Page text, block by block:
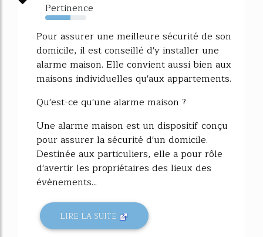
Pertinence
62%
Pour assurer une meilleure sécurité de son
domicile, il est conseillé d'y installer une
alarme maison. Elle convient aussi bien aux
maisons individuelles qu'aux appartements.
Qu'est-ce qu'une alarme maison ?
Une alarme maison est un dispositif conçu
pour assurer la sécurité d'un domicile.
Destinée aux particuliers, elle a pour rôle
d'avertir les propriétaires des lieux des
évènements...
LIRE LA SUITE